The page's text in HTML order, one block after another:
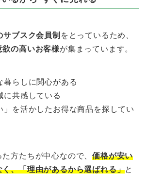
サブスク会員制 をとっているため、
欲の高いお客様が集まっています。
暮らしに関心がある
に共感している
」を活かしたお得な商品を探してい
た方たちが中心なので、価格が安い
、「理由があるから選ばれる」と